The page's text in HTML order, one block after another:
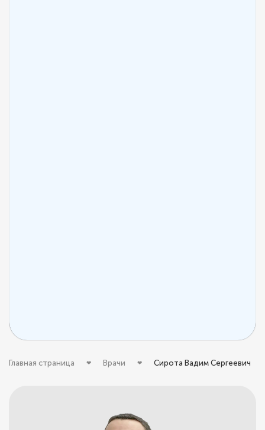
Главная страница Врачи Сирота Вадим Сергеевич